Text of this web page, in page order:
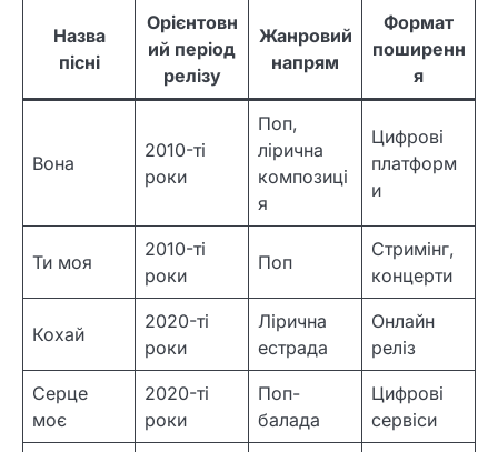
Назва
пісні
Орієнтовн
ий період
релізу
Жанровий
напрям
Формат
поширенн
я
Вона
2010-ті
роки
Поп,
лірична
композиці
я
Цифрові
платформ
и
Ти моя
2010-ті
роки
Поп
Стримінг,
концерти
Кохай
2020-ті
роки
Лірична
естрада
Онлайн
реліз
Серце
моє
2020-ті
роки
Поп-
балада
Цифрові
сервіси